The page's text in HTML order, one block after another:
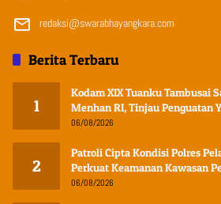
redaksi@swarabhayangkara.com
Berita Terbaru
1
Kodam XIX Tuanku Tambusai
Menhan RI, Tinjau Penguatan
Kampar
06/08/2026
2
Patroli Cipta Kondisi Polres
Perkuat Keamanan Kawasan
Berlangsung Aman dan Kondusif
06/08/2026